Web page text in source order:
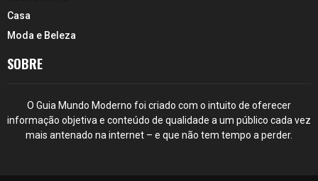
Casa
Moda e Beleza
SOBRE
O Guia Mundo Moderno foi criado com o intuito de oferecer
informação objetiva e conteúdo de qualidade a um público cada vez
mais antenado na internet – e que não tem tempo a perder.